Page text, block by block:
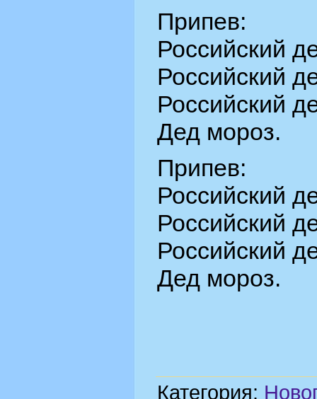
Припев:
Российский
Российский
Российский
Дед мороз.
Припев:
Российский
Российский
Российский
Дед мороз.
Категория: